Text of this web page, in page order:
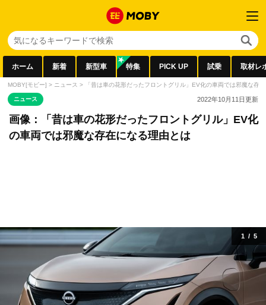
ホーム 新着 新型車 特集 PICK UP 試乗 取材レ
MOBY[モビー] > ニュース > 「昔は車の花形だったフロントグリル」EV化の車両では邪魔な存
ニュース 2022年10月11日更新
画像：「昔は車の花形だったフロントグリル」EV化
の車両では邪魔な存在になる理由とは
1/ 5